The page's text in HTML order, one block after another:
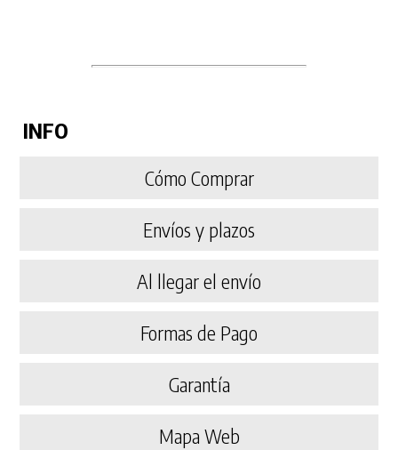
INFO
Cómo Comprar
Envíos y plazos
Al llegar el envío
Formas de Pago
Garantía
Mapa Web